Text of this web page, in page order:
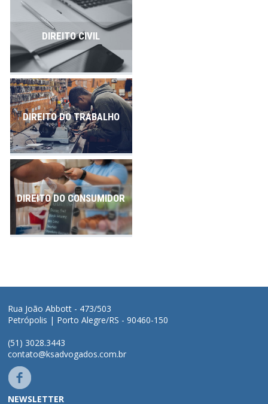
DIREITO CIVIL
DIREITO DO TRABALHO
DIREITO DO CONSUMIDOR
Rua João Abbott - 473/503
Petrópolis | Porto Alegre/RS - 90460-150
(51) 3028.3443
contato@ksadvogados.com.br
NEWSLETTER